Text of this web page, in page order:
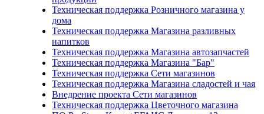
Техническая поддержка Розничного магазина у
дома
Техническая поддержка Магазина разливных
напитков
Техническая поддержка Магазина автозапчастей
Техническая поддержка Магазина "Бар"
Техническая поддержка Сети магазинов
Техническая поддержка Магазина сладостей и чая
Внедрение проекта Сети магазинов
Техническая поддержка Цветочного магазина